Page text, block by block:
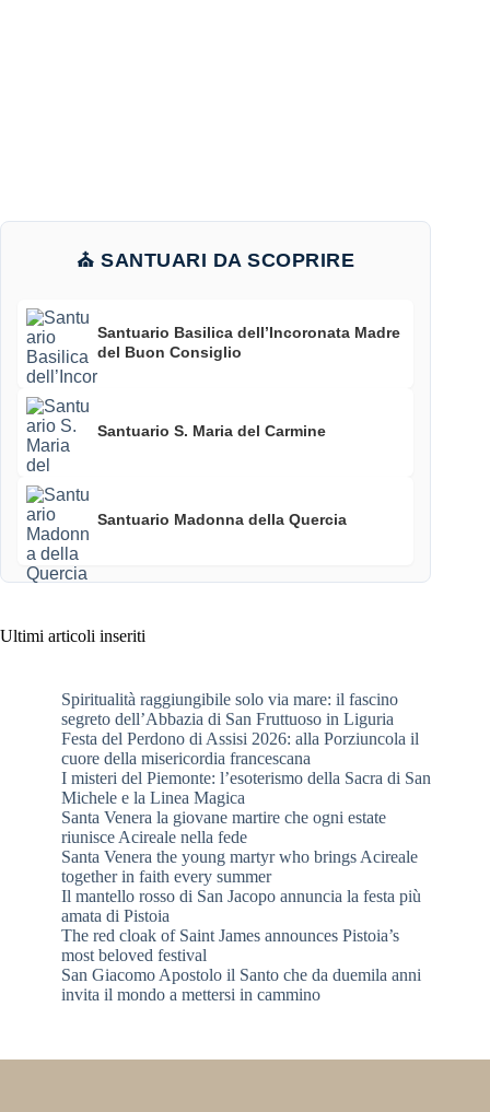
⛪ SANTUARI DA SCOPRIRE
Santuario Basilica dell’Incoronata Madre
del Buon Consiglio
Santuario S. Maria del Carmine
Santuario Madonna della Quercia
Ultimi articoli inseriti
Spiritualità raggiungibile solo via mare: il fascino
segreto dell’Abbazia di San Fruttuoso in Liguria
Festa del Perdono di Assisi 2026: alla Porziuncola il
cuore della misericordia francescana
I misteri del Piemonte: l’esoterismo della Sacra di San
Michele e la Linea Magica
Santa Venera la giovane martire che ogni estate
riunisce Acireale nella fede
Santa Venera the young martyr who brings Acireale
together in faith every summer
Il mantello rosso di San Jacopo annuncia la festa più
amata di Pistoia
The red cloak of Saint James announces Pistoia’s
most beloved festival
San Giacomo Apostolo il Santo che da duemila anni
invita il mondo a mettersi in cammino